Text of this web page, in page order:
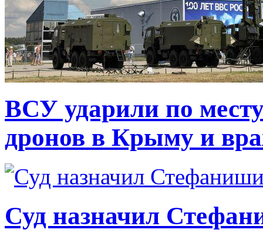
ВСУ ударили по
дронов в Крыму и
Суд назначил